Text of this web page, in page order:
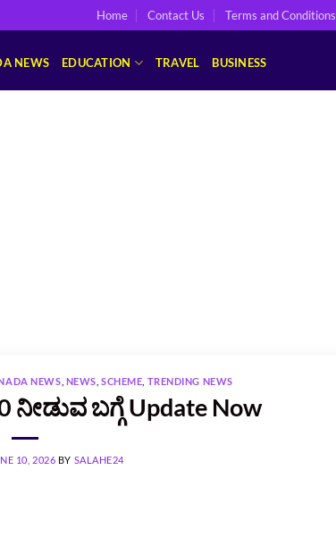
Home Contact Us Terms and Conditions
NEWS EDUCATION TRAVEL BUSINESS
NEWS NEWS ,SCHEME TRENDING NEWS
ಬಗ್ಗೆ Update Now
10, 2026 BY SALAHE24